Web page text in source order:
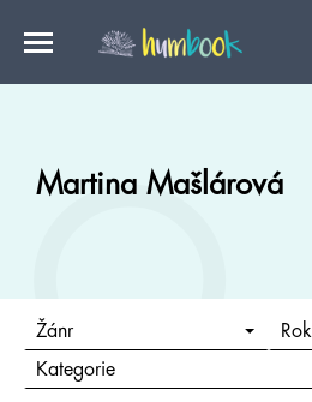
Martina Mašlárová
Žánr Rok
Kategorie